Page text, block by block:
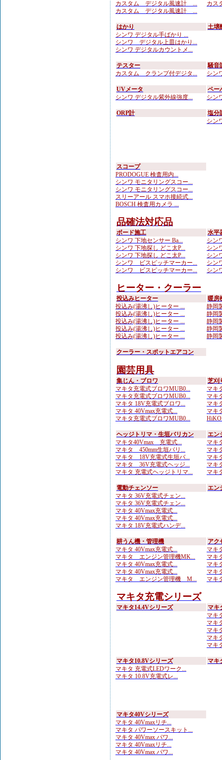
カスタム デジタル風速計 ...
カスタム デジタル風速計 ...
カス
はかり
シンワ デジタル手ばかり ...
シンワ デジタル上皿はかり...
シンワ デジタルカウントメ...
土壌
テスター
カスタム クランプ付デジタ...
騒音
シン
UVメータ
シンワ デジタル紫外線強度...
ペー
シン
ORP計
塩分
シン
スコープ
PRODOGUE 検査用内...
シンワ モニタリングスコー...
シンワ モニタリングスコー...
スリーアール スマホ接続式...
BOSCH 検査用カメラ ...
品確法対応品
ボード施工
シンワ 下地センサー Ba...
シンワ 下地探し どこ太P...
シンワ 下地探し どこ太P...
シンワ ビスピッチマーカー...
シンワ ビスピッチマーカー...
水平
シン
シン
シン
シン
シン
ヒーター・クーラー
投込みヒーター
投込み(湯沸し)ヒーター ...
投込み(湯沸し)ヒーター ...
投込み(湯沸し)ヒーター ...
投込み(湯沸し)ヒーター ...
投込み(湯沸し)ヒーター ...
暖房
静岡
静岡
静岡
静岡
静岡
クーラー・スポットエアコン
園芸用具
集じん・ブロワ
マキタ充電式ブロワMUB0...
マキタ充電式ブロワMUB0...
マキタ 18V充電式ブロワ...
マキタ 40Vmax充電式...
マキタ充電式ブロワMUB0...
芝刈
マキ
マキ
マキ
マキ
ヘッジトリマ・生垣バリカン
マキタ40Vmax 充電式...
マキタ 450mm生垣バリ...
マキタ 18V充電式生垣バ...
マキタ 36V充電式ヘッジ...
マキタ 充電式ヘッジトリマ...
エン
マキ
マキ
マキ
マキ
マキ
電動チェンソー
マキタ 36V充電式チェン...
マキタ 36V充電式チェン...
マキタ 40Vmax充電式...
マキタ 40Vmax充電式...
マキタ 18V充電式ハンデ...
エン
耕うん機・管理機
マキタ 40Vmax充電式...
マキタ エンジン管理機MK...
マキタ 40Vmax充電式...
マキタ 40Vmax充電式...
マキタ エンジン管理機 M...
アク
マキ
マキ
マキ
マキ
マキ
マキタ充電シリーズ
マキタ14.4Vシリーズ
マキ
マキ
マキ
マキ
マキ
マキ
マキタ10.8Vシリーズ
マキタ 充電式LEDワーク...
マキタ 10.8V充電式レ...
マキ
マキタ40Vシリーズ
マキタ 40Vmaxリチ...
マキタ パワーソースキット...
マキタ 40Vmax パワ...
マキタ 40Vmaxリチ...
マキタ 40Vmax パワ...